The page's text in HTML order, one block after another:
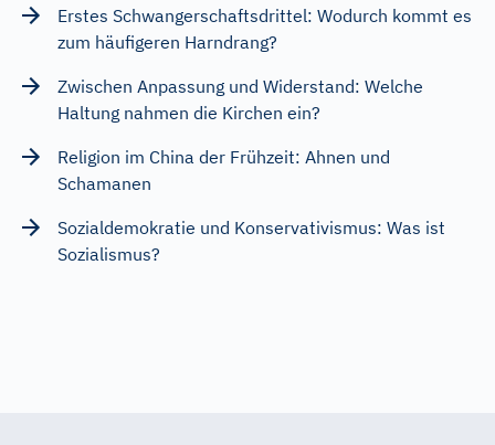
Erstes Schwangerschaftsdrittel: Wodurch kommt es
zum häufigeren Harndrang?
Zwischen Anpassung und Widerstand: Welche
Haltung nahmen die Kirchen ein?
Religion im China der Frühzeit: Ahnen und
Schamanen
Sozialdemokratie und Konservativismus: Was ist
Sozialismus?